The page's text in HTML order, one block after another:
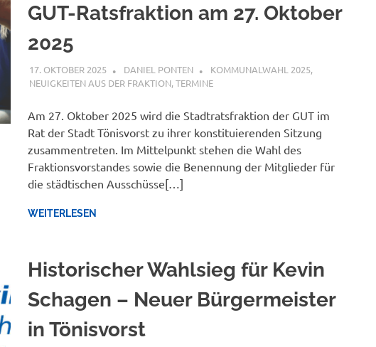
GUT-Ratsfraktion am 27. Oktober
2025
17. OKTOBER 2025 DANIEL PONTEN KOMMUNALWAHL 2025,
NEUIGKEITEN AUS DER FRAKTION,TERMINE
Am 27. Oktober 2025 wird die Stadtratsfraktion der GUT im
Rat der Stadt Tönisvorst zu ihrer konstituierenden Sitzung
zusammentreten. Im Mittelpunkt stehen die Wahl des
Fraktionsvorstandes sowie die Benennung der Mitglieder für
die städtischen Ausschüsse[…]
WEITERLESEN
Historischer Wahlsieg für Kevin
Schagen – Neuer Bürgermeister
in Tönisvorst